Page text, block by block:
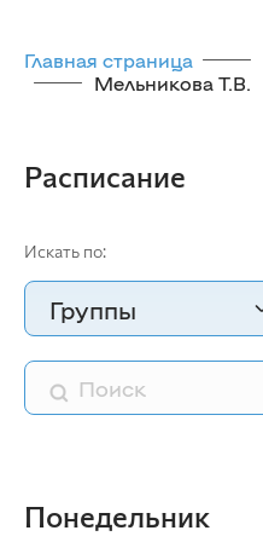
Главная страница
Мельникова Т.В.
Расписание
Искать по:
Группы
Понедельник